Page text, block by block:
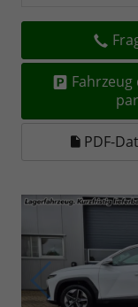
Fahrzeug
PDF-